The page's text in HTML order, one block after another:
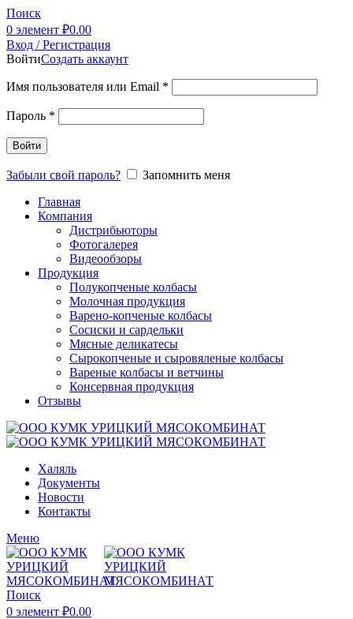
Поиск
0 элемент ₽0.00
Вход / Регистрация
ВойтиСоздать аккаунт
Имя пользователя или Email *
Пароль *
Войти
Забыли свой пароль?
Запомнить меня
Главная
Компания
Дистрибьюторы
Фотогалерея
Видеообзоры
Продукция
Полукопченые колбасы
Молочная продукция
Варено-копченые колбасы
Сосиски и сардельки
Мясные деликатесы
Сырокопченые и сыровяленые колбасы
Вареные колбасы и ветчины
Консервная продукция
Отзывы
Халяль
Документы
Новости
Контакты
Меню
Поиск
0 элемент ₽0.00